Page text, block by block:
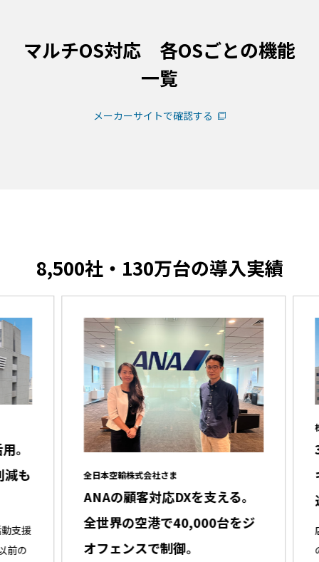
マルチOS対応 各OSごとの機能
一覧
メーカーサイトで確認する
8,500社・130万台の導入実績
も
援
の
全日本空輸株式会社さま
ANAの顧客対応DXを支える。
全世界の空港で40,000台をジ
オフェンスで制御。
株